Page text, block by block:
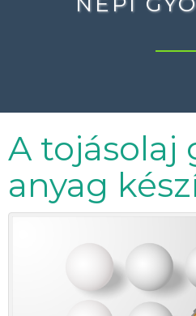
A tojásolaj
anyag